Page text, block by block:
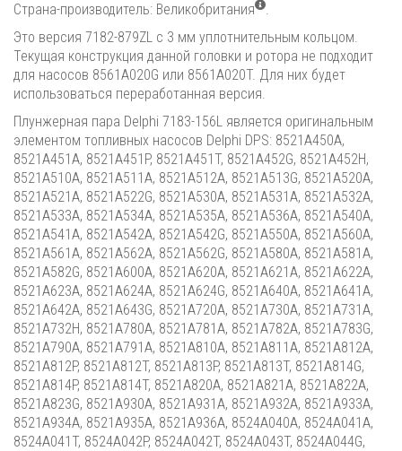
Страна-производитель: Великобритания
.
Это версия 7182-879ZL с 3 мм уплотнительным кольцом.
Текущая конструкция данной головки и ротора не подходит
для насосов 8561A020G или 8561A020T. Для них будет
использоваться переработанная версия.
Плунжерная пара Delphi 7183-156L является оригинальным
элементом топливных насосов Delphi DPS: 8521A450A,
8521A451A, 8521A451P, 8521A451T, 8521A452G, 8521A452H,
8521A510A, 8521A511A, 8521A512A, 8521A513G, 8521A520A,
8521A521A, 8521A522G, 8521A530A, 8521A531A, 8521A532A,
8521A533A, 8521A534A, 8521A535A, 8521A536A, 8521A540A,
8521A541A, 8521A542A, 8521A542G, 8521A550A, 8521A560A,
8521A561A, 8521A562A, 8521A562G, 8521A580A, 8521A581A,
8521A582G, 8521A600A, 8521A620A, 8521A621A, 8521A622A,
8521A623A, 8521A624A, 8521A624G, 8521A640A, 8521A641A,
8521A642A, 8521A643G, 8521A720A, 8521A730A, 8521A731A,
8521A732H, 8521A780A, 8521A781A, 8521A782A, 8521A783G,
8521A790A, 8521A791A, 8521A810A, 8521A811A, 8521A812A,
8521A812P, 8521A812T, 8521A813P, 8521A813T, 8521A814G,
8521A814P, 8521A814T, 8521A820A, 8521A821A, 8521A822A,
8521A823G, 8521A930A, 8521A931A, 8521A932A, 8521A933A,
8521A934A, 8521A935A, 8521A936A, 8524A040A, 8524A041A,
8524A041T, 8524A042P, 8524A042T, 8524A043T, 8524A044G,